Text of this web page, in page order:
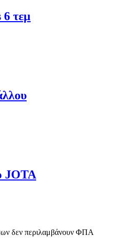
τεμ
JOTA
δεν περιλαμβάνουν ΦΠΑ